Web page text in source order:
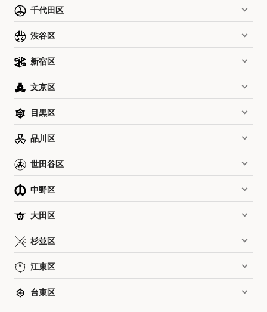
千代田区
渋谷区
新宿区
文京区
目黒区
品川区
世田谷区
中野区
大田区
杉並区
江東区
台東区